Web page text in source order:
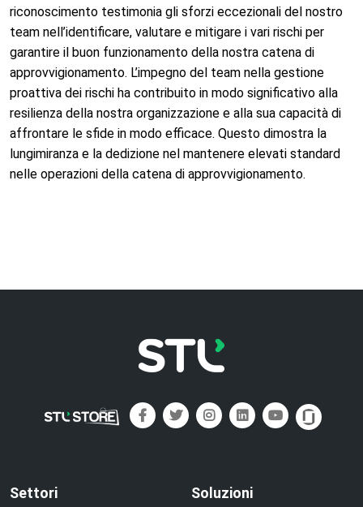
riconoscimento testimonia gli sforzi eccezionali del nostro
team nell’identificare, valutare e mitigare i vari rischi per
garantire il buon funzionamento della nostra catena di
approvvigionamento. L’impegno del team nella gestione
proattiva dei rischi ha contribuito in modo significativo alla
resilienza della nostra organizzazione e alla sua capacità di
affrontare le sfide in modo efficace. Questo dimostra la
lungimiranza e la dedizione nel mantenere elevati standard
nelle operazioni della catena di approvvigionamento.
Settori Soluzioni